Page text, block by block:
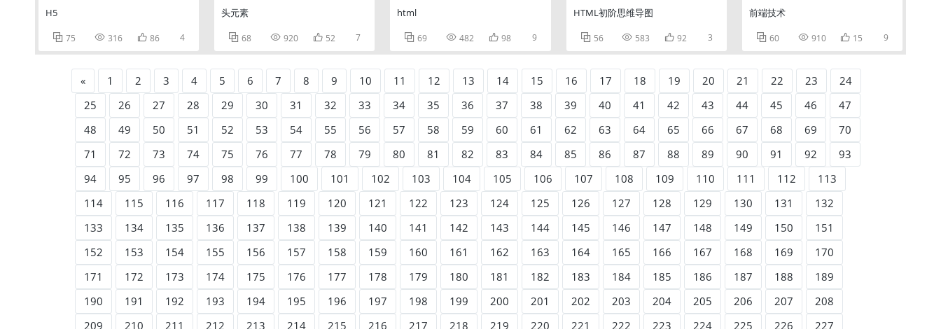
H5
 75  316  86 4
头元素
 68  920  52 7
html
 69  482  98 9
HTML初阶思维导图
 56  583  92 3
前端技术
 60  910  15 9
« 1 2 3 4 5 6 7 8 9 10 11 12 13 14 15 16 17 18 19 20 21 22 23
24
25
26 27 28 29 30 31 32 33 34 35 36 37 38 39 40 41 42 43 44 45 46
47
48
49 50 51 52 53 54 55 56 57 58 59 60 61 62 63 64 65 66 67 68 69
70
71
72 73 74 75 76 77 78 79 80 81 82 83 84 85 86 87 88 89 90 91 92
93
94
95 96 97 98 99 100 101 102 103 104 105 106 107 108 109 110 111 112
113
114
115 116 117 118 119 120 121 122 123 124 125 126 127 128 129 130 131
132
133
134 135 136 137 138 139 140 141 142 143 144 145 146 147 148 149 150
151
152
153 154 155 156 157 158 159 160 161 162 163 164 165 166 167 168 169
170
171
172 173 174 175 176 177 178 179 180 181 182 183 184 185 186 187 188
189
190
191 192 193 194 195 196 197 198 199 200 201 202 203 204 205 206 207
208
209
210 211 212 213 214 215 216 217 218 219 220 221 222 223 224 225 226
227